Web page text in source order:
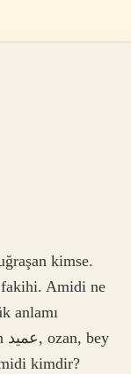
kimse.
fakihi. Amidi ne
anlamı
kimdir?